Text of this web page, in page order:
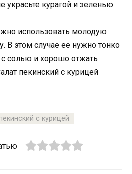
украсьте курагой и зеленью
использовать молодую
В этом случае ее нужно тонко
солью и хорошо отжать
пекинский с курицей
с курицей